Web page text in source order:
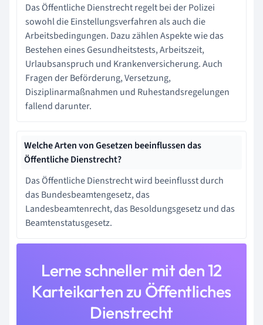
Das Öffentliche Dienstrecht regelt bei der Polizei
sowohl die Einstellungsverfahren als auch die
Arbeitsbedingungen. Dazu zählen Aspekte wie das
Bestehen eines Gesundheitstests, Arbeitszeit,
Urlaubsanspruch und Krankenversicherung. Auch
Fragen der Beförderung, Versetzung,
Disziplinarmaßnahmen und Ruhestandsregelungen
fallend darunter.
Welche Arten von Gesetzen beeinflussen das
Öffentliche Dienstrecht?
Das Öffentliche Dienstrecht wird beeinflusst durch
das Bundesbeamtengesetz, das
Landesbeamtenrecht, das Besoldungsgesetz und das
Beamtenstatusgesetz.
Lerne schneller mit den 12
Karteikarten zu Öffentliches
Dienstrecht